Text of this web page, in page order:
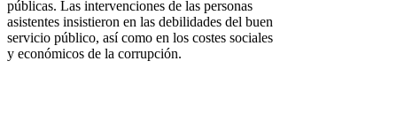
públicas. Las intervenciones de las personas
asistentes insistieron en las debilidades del buen
servicio público, así como en los costes sociales
y económicos de la corrupción.